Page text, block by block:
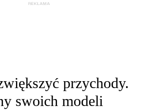
przychody.
swoich modeli